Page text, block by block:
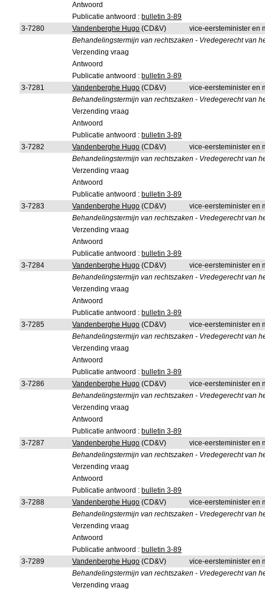
Antwoord
Publicatie antwoord : bulletin 3-89
3-7280
Vandenberghe Hugo (CD&V)
vice-eersteminister en
Behandelingstermijn van rechtszaken - Vredegerecht van
Verzending vraag
Antwoord
Publicatie antwoord : bulletin 3-89
3-7281
Vandenberghe Hugo (CD&V)
vice-eersteminister en
Behandelingstermijn van rechtszaken - Vredegerecht van
Verzending vraag
Antwoord
Publicatie antwoord : bulletin 3-89
3-7282
Vandenberghe Hugo (CD&V)
vice-eersteminister en
Behandelingstermijn van rechtszaken - Vredegerecht van
Verzending vraag
Antwoord
Publicatie antwoord : bulletin 3-89
3-7283
Vandenberghe Hugo (CD&V)
vice-eersteminister en
Behandelingstermijn van rechtszaken - Vredegerecht van
Verzending vraag
Antwoord
Publicatie antwoord : bulletin 3-89
3-7284
Vandenberghe Hugo (CD&V)
vice-eersteminister en
Behandelingstermijn van rechtszaken - Vredegerecht van
Verzending vraag
Antwoord
Publicatie antwoord : bulletin 3-89
3-7285
Vandenberghe Hugo (CD&V)
vice-eersteminister en
Behandelingstermijn van rechtszaken - Vredegerecht van
Verzending vraag
Antwoord
Publicatie antwoord : bulletin 3-89
3-7286
Vandenberghe Hugo (CD&V)
vice-eersteminister en
Behandelingstermijn van rechtszaken - Vredegerecht van
Verzending vraag
Antwoord
Publicatie antwoord : bulletin 3-89
3-7287
Vandenberghe Hugo (CD&V)
vice-eersteminister en
Behandelingstermijn van rechtszaken - Vredegerecht van
Verzending vraag
Antwoord
Publicatie antwoord : bulletin 3-89
3-7288
Vandenberghe Hugo (CD&V)
vice-eersteminister en
Behandelingstermijn van rechtszaken - Vredegerecht van
Verzending vraag
Antwoord
Publicatie antwoord : bulletin 3-89
3-7289
Vandenberghe Hugo (CD&V)
vice-eersteminister en
Behandelingstermijn van rechtszaken - Vredegerecht van
Verzending vraag